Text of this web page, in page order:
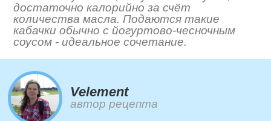
достаточно калорийно за счёт
количества масла. Подаются такие
кабачки обычно с йогуртово-чесночным
соусом - идеальное сочетание.
Velement
автор рецепта